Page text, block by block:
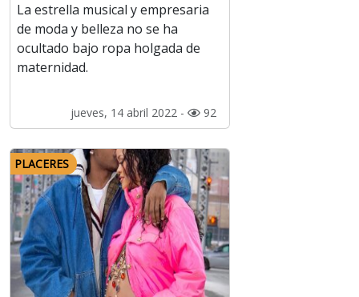
La estrella musical y empresaria
de moda y belleza no se ha
ocultado bajo ropa holgada de
maternidad.
jueves, 14 abril 2022 - 92
PLACERES